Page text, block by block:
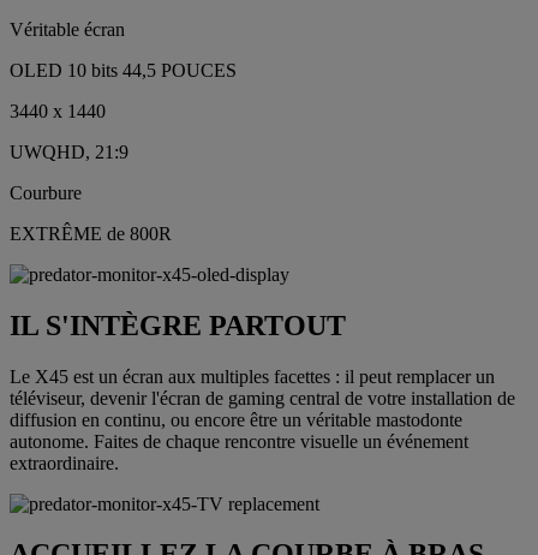
Véritable écran
OLED 10 bits 44,5 POUCES
3440 x 1440
UWQHD, 21:9
Courbure
EXTRÊME de 800R
IL S'INTÈGRE PARTOUT
Le X45 est un écran aux multiples facettes : il peut remplacer un
téléviseur, devenir l'écran de gaming central de votre installation de
diffusion en continu, ou encore être un véritable mastodonte
autonome. Faites de chaque rencontre visuelle un événement
extraordinaire.